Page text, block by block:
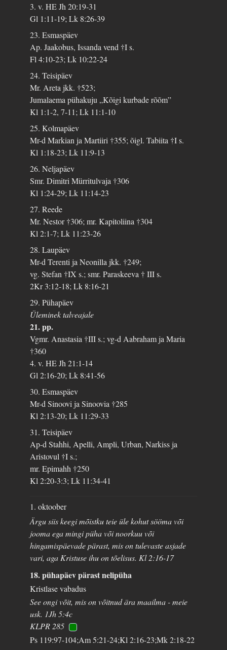
3. v. HE Jh 20:19-31
Gl 1:11-19; Lk 8:26-39
23. Esmaspäev
Ap. Jaakobus, Issanda vend †I s.
Fl 4:10-23; Lk 10:22-24
24. Teisipäev
Mr. Areta jkk. †523;
Jumalaema pühakuju „Kõigi kurbade rõõm”
Kl 1:1-2, 7-11; Lk 11:1-10
25. Kolmapäev
Mr-d Markian ja Martiiri †355; õigl. Tabiita †I s.
Kl 1:18-23; Lk 11:9-13
26. Neljapäev
Smr. Dimitri Mürritulvaja †306
Kl 1:24-29; Lk 11:14-23
27. Reede
Mr. Nestor †306; mr. Kapitoliina †304
Kl 2:1-7; Lk 11:23-26
28. Laupäev
Mr-d Terenti ja Neonilla jkk. †249;
vg. Stefan †IX s.; smr. Paraskeeva † III s.
2Kr 3:12-18; Lk 8:16-21
29. Pühapäev
Üleminek talveajale
21. pp.
Vgmr. Anastasia †III s.; vg-d Aabraham ja Maria
†360
4. v. HE Jh 21:1-14
Gl 2:16-20; Lk 8:41-56
30. Esmaspäev
Mr-d Sinoovi ja Sinoovia †285
Kl 2:13-20; Lk 11:29-33
31. Teisipäev
Ap-d Stahhi, Apelli, Ampli, Urban, Narkiss ja
Aristovul †I s.;
mr. Epimahh †250
Kl 2:20-3:3; Lk 11:34-41
1. oktoober
Ärgu siis keegi mõistku teie üle kohut sööma või
jooma ega mingi püha või noorkuu või
hingamispäevade pärast, mis on tulevaste asjade
vari, aga Kristuse ihu on tõelisus. Kl 2:16-17
18. pühapäev pärast nelipüha
Kristlase vabadus
See ongi võit, mis on võitnud ära maailma - meie
usk. 1Jh 5:4c
KLPR 285
Ps 119:97-104;Am 5:21-24;Kl 2:16-23;Mk 2:18-22